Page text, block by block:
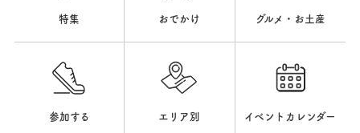
特集 おでかけ グルメ・お土産
参加する エリア別 イベントカレンダー